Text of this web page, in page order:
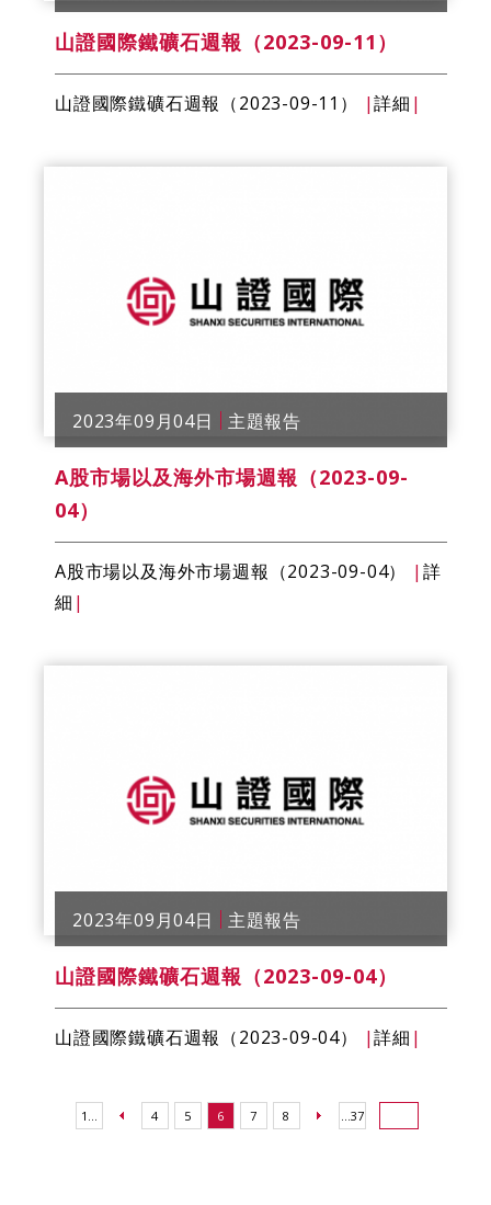
山證國際鐵礦石週報（2023-09-11）
山證國際鐵礦石週報（2023-09-11） |詳細 |
2023年09月04日 主題報告
A股市場以及海外市場週報（2023-09-
04）
A股市場以及海外市場週報（2023-09-04） | 詳
細 |
2023年09月04日 主題報告
山證國際鐵礦石週報（2023-09-04）
山證國際鐵礦石週報（2023-09-04） |詳細 |
1... 4 5 6 7 8 ...37